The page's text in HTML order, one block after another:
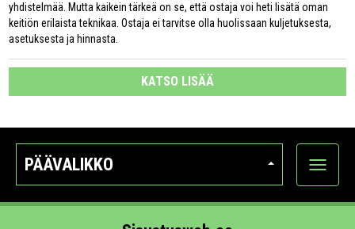
yhdistelmää. Mutta kaikein tärkeä on se, että ostaja voi heti lisätä oman
keitiön erilaista teknikaa. Ostaja ei tarvitse olla huolissaan kuljetuksesta,
asetuksesta ja hinnasta.
KATSO LISÄÄ
PÄÄVALIKKO
Näytä